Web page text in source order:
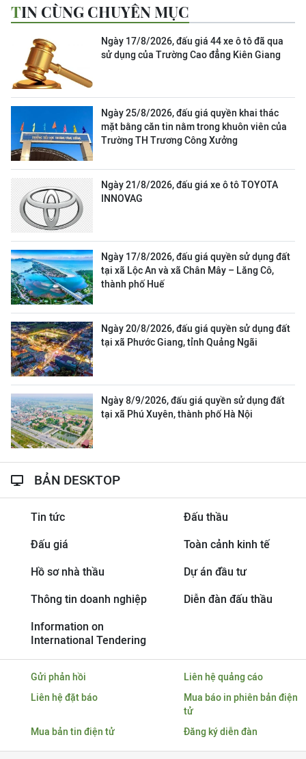
TIN CÙNG CHUYÊN MỤC
Ngày 17/8/2026, đấu giá 44 xe ô tô đã qua
sử dụng của Trường Cao đẳng Kiên Giang
Ngày 25/8/2026, đấu giá quyền khai thác
mặt bằng căn tin nằm trong khuôn viên của
Trường TH Trương Công Xưởng
Ngày 21/8/2026, đấu giá xe ô tô TOYOTA
INNOVAG
Ngày 17/8/2026, đấu giá quyền sử dụng đất
tại xã Lộc An và xã Chân Mây – Lăng Cô,
thành phố Huế
Ngày 20/8/2026, đấu giá quyền sử dụng đất
tại xã Phước Giang, tỉnh Quảng Ngãi
Ngày 8/9/2026, đấu giá quyền sử dụng đất
tại xã Phú Xuyên, thành phố Hà Nội
BẢN DESKTOP
Tin tức Đấu thầu
Đấu giá Toàn cảnh kinh tế
Hồ sơ nhà thầu Dự án đầu tư
Thông tin doanh nghiệp Diễn đàn đấu thầu
Information on
International Tendering
Gửi phản hồi
Liên hệ quảng cáo
Liên hệ đặt báo
Mua báo in phiên bản điện
tử
Mua bản tin điện tử
Đăng ký diễn đàn